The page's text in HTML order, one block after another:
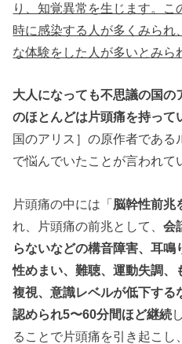
り、知覚異常を生じます。
時に感染する人が多くみられ
な体験をした人が多いとみら
大人になっても不思議の国の
のほとんどは片頭痛を持って
国のアリス］の原作者である
で悩んでいたことが言われて
片頭痛の中には「脳幹性前兆
れ、片頭痛の前兆として、会
らないなどの構音障害、耳
性めまい、難聴、運動失調、
複視、意識レベルが低下す
認められ5〜60分間ほど継続
ることで片頭痛を引き起こし